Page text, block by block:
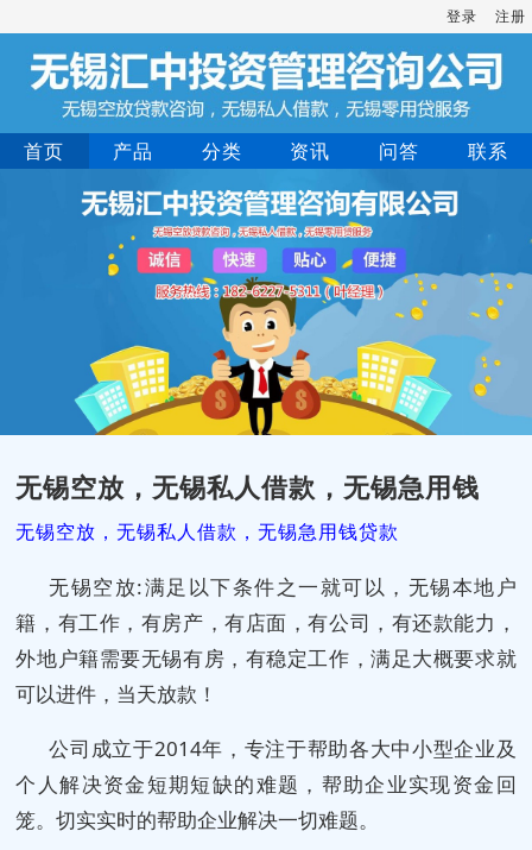
登录 注册
首页 产品 分类 资讯 问答 联系
无锡空放，无锡私人借款，无锡急用钱
无锡空放，无锡私人借款，无锡急用钱贷款
无锡空放:满足以下条件之一就可以，无锡本地户
籍，有工作，有房产，有店面，有公司，有还款能力，
外地户籍需要无锡有房，有稳定工作，满足大概要求就
可以进件，当天放款！
公司成立于2014年，专注于帮助各大中小型企业及
个人解决资金短期短缺的难题，帮助企业实现资金回
笼。切实实时的帮助企业解决一切难题。